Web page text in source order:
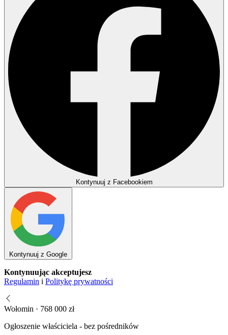
Kontynuuj z Facebookiem
Kontynuuj z Google
Kontynuując akceptujesz
Regulamin i Politykę prywatności
Wołomin · 768 000 zł
Ogłoszenie właściciela - bez pośredników